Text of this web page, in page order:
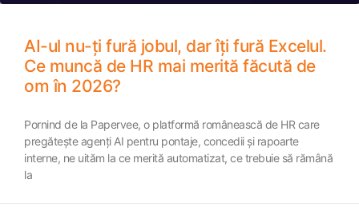
AI-ul nu-ți fură jobul, dar îți fură Excelul.
Ce muncă de HR mai merită făcută de
om în 2026?
Pornind de la Papervee, o platformă românească de HR care
pregătește agenți AI pentru pontaje, concedii și rapoarte
interne, ne uităm la ce merită automatizat, ce trebuie să rămână
la